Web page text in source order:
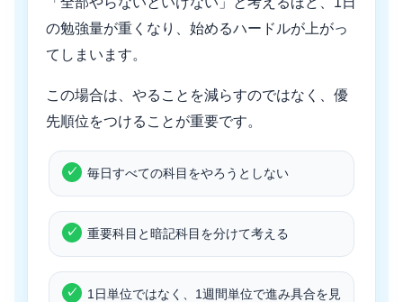
の勉強量が重くなり、始めるハードルが上がっ
てしまいます。
この場合は、やることを減らすのではなく、優
先順位をつけることが重要です。
毎日すべての科目をやろうとしない
重要科目と暗記科目を分けて考える
1日単位ではなく、1週間単位で進み具合を見